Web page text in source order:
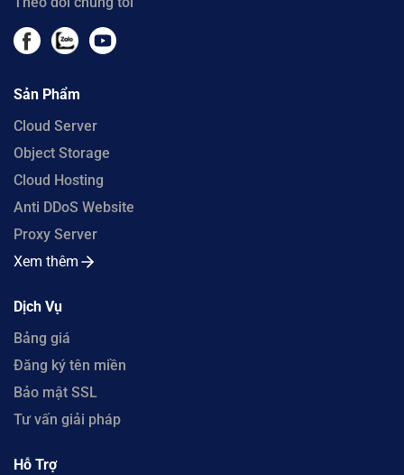
Sản Phẩm
Cloud Server
Object Storage
Cloud Hosting
Anti DDoS Website
Proxy Server
Xem thêm
Dịch Vụ
Bảng giá
Đăng ký tên miền
Bảo mật SSL
Tư vấn giải pháp
Hỗ Trợ